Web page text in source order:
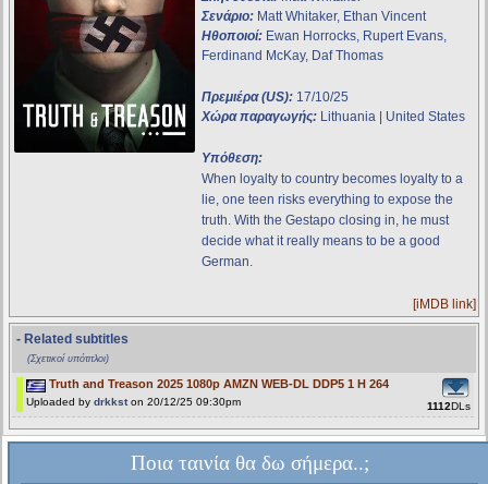
Σενάριο: Matt Whitaker, Ethan Vincent
Ηθοποιοί: Ewan Horrocks, Rupert Evans,
Ferdinand McKay, Daf Thomas
Πρεμιέρα (US): 17/10/25
Χώρα παραγωγής: Lithuania | United States
Υπόθεση:
When loyalty to country becomes loyalty to a
lie, one teen risks everything to expose the
truth. With the Gestapo closing in, he must
decide what it really means to be a good
German.
[iMDB link]
- Related subtitles
(Σχετικοί υπότιτλοι)
Truth and Treason 2025 1080p AMZN WEB-DL DDP5 1 H 264
Uploaded by drkkston 20/12/25 09:30pm 1112DLs
Ποια ταινία θα δω σήμερα..;